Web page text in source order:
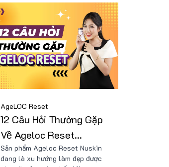
AgeLOC Reset
12 Câu Hỏi Thường Gặp
Về Ageloc Reset
Nuskin
Sản phẩm Ageloc Reset Nuskin
đang là xu hướng làm đẹp được